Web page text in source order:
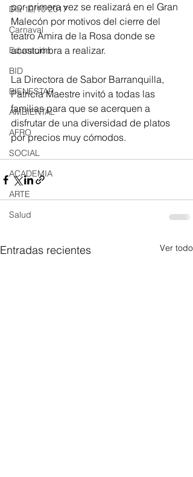
Día 10/10 2017
Carnaval
Educación
BID
BIENESTAR
AMBIENTAL
AFRO
SOCIAL
ACADEMIA
ARTE
Salud
por primera vez se realizará en el Gran
Malecón por motivos del cierre del
teatro Amira de la Rosa donde se
acostumbra a realizar.
La Directora de Sabor Barranquilla,
Patricia Maestre invitó a todas las
familias para que se acerquen a
disfrutar de una diversidad de platos
por precios muy cómodos.
Entradas recientes Ver todo